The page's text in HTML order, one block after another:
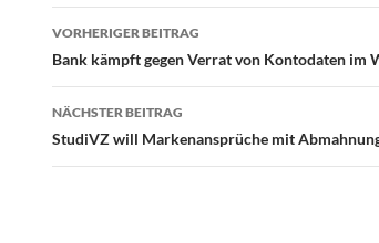
Beitragsnavigation
VORHERIGER BEITRAG
Bank kämpft gegen Verrat von Kontodaten im
NÄCHSTER BEITRAG
StudiVZ will Markenansprüche mit